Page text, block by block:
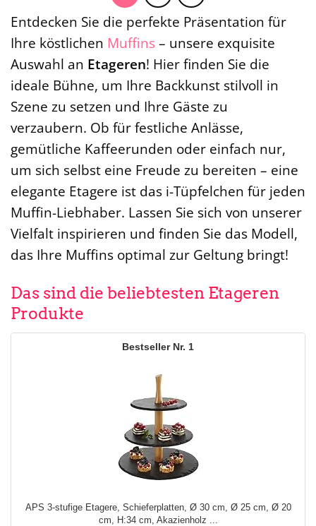
Entdecken Sie die perfekte Präsentation für
Ihre köstlichen Muffins– unsere exquisite
Auswahl an Etageren! Hier finden Sie die
ideale Bühne, um Ihre Backkunst stilvoll in
Szene zu setzen und Ihre Gäste zu
verzaubern. Ob für festliche Anlässe,
gemütliche Kaffeerunden oder einfach nur,
um sich selbst eine Freude zu bereiten – eine
elegante Etagere ist das i-Tüpfelchen für jeden
Muffin-Liebhaber. Lassen Sie sich von unserer
Vielfalt inspirieren und finden Sie das Modell,
das Ihre Muffins optimal zur Geltung bringt!
Das sind die beliebtesten Etageren
Produkte
1
APS 3-stufige Etagere, Schieferplatten, Ø 30 cm, Ø 25 cm, Ø 20
cm, H:34 cm, Akazienholz ...